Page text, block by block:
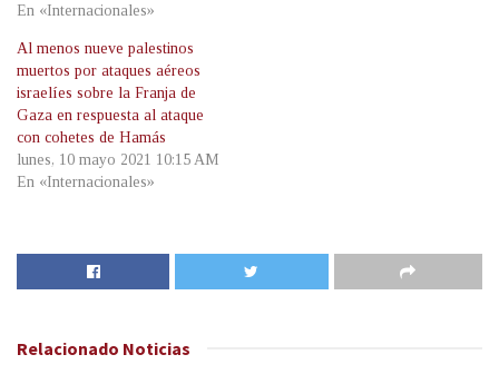
En «Internacionales»
Al menos nueve palestinos
muertos por ataques aéreos
israelíes sobre la Franja de
Gaza en respuesta al ataque
con cohetes de Hamás
lunes, 10 mayo 2021 10:15 AM
En «Internacionales»
Relacionado Noticias